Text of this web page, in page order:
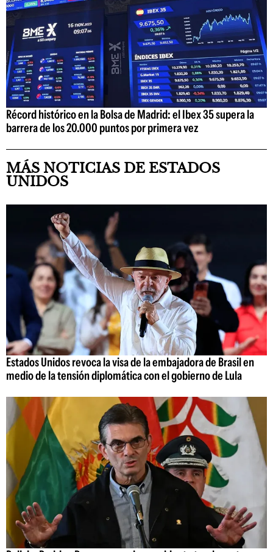
Récord histórico en la Bolsa de Madrid: el Ibex 35 supera la
barrera de los 20.000 puntos por primera vez
MÁS NOTICIAS DE ESTADOS
UNIDOS
Estados Unidos revoca la visa de la embajadora de Brasil en
medio de la tensión diplomática con el gobierno de Lula